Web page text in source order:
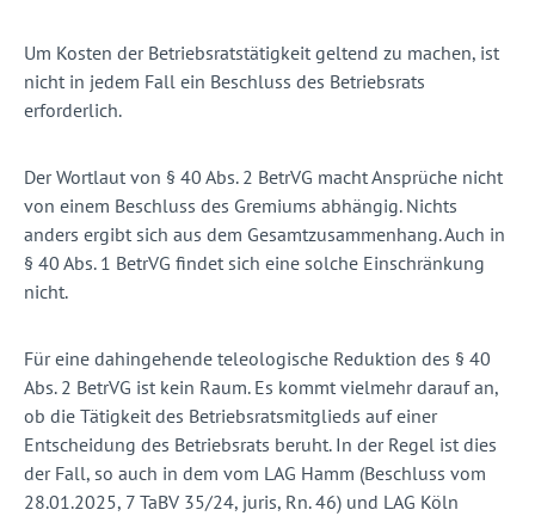
Um Kosten der Betriebsratstätigkeit geltend zu machen, ist
nicht in jedem Fall ein Beschluss des Betriebsrats
erforderlich.
Der Wortlaut von § 40 Abs. 2 BetrVG macht Ansprüche nicht
von einem Beschluss des Gremiums abhängig. Nichts
anders ergibt sich aus dem Gesamtzusammenhang. Auch in
§ 40 Abs. 1 BetrVG findet sich eine solche Einschränkung
nicht.
Für eine dahingehende teleologische Reduktion des § 40
Abs. 2 BetrVG ist kein Raum. Es kommt vielmehr darauf an,
ob die Tätigkeit des Betriebsratsmitglieds auf einer
Entscheidung des Betriebsrats beruht. In der Regel ist dies
der Fall, so auch in dem vom LAG Hamm (Beschluss vom
28.01.2025, 7 TaBV 35/24, juris, Rn. 46) und LAG Köln